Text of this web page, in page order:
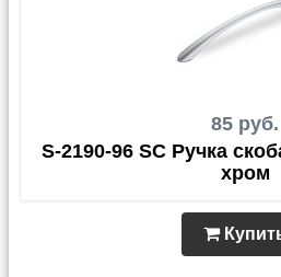
85 руб.
S-2190-96 SC Ручка
хром